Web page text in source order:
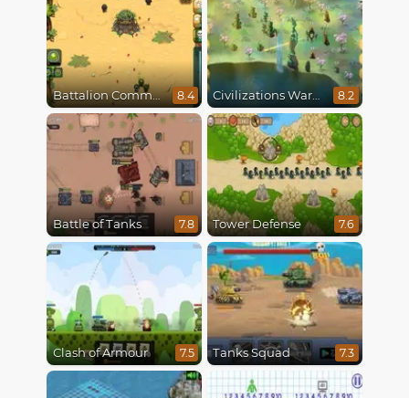
Battalion Commander 8.4 Civilizations Wars Master Edition 8.2
Battle of Tanks 7.8 Tower Defense 7.6
Clash of Armour 7.5 Tanks Squad 7.3